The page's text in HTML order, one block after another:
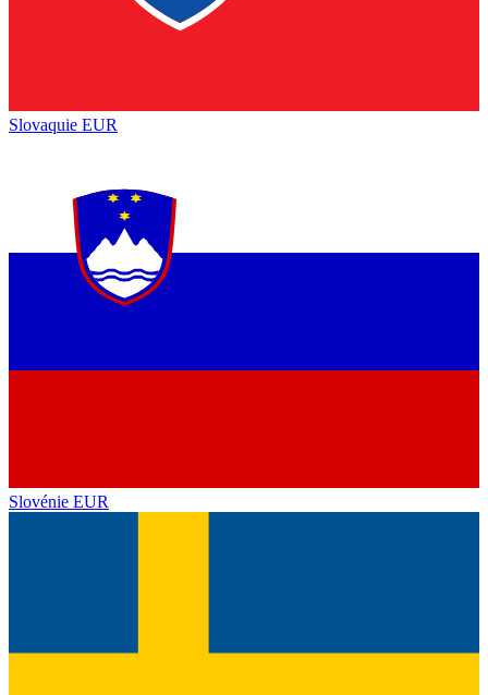
Slovaquie EUR
Slovénie EUR